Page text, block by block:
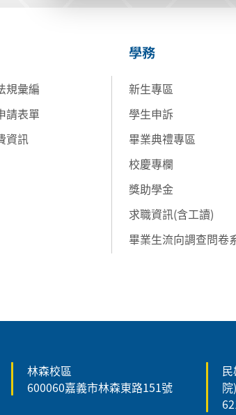
規彙編
請表單
資訊
學務
新生專區
學生申訴
畢業典禮專區
校慶專欄
獎助學金
求職資訊(含工讀)
畢業生流向調查問卷
林森校區
600060嘉義市林森東路151號
院)